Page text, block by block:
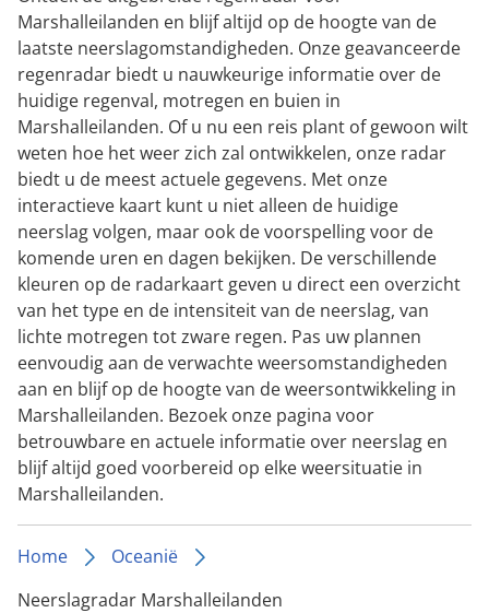
Marshalleilanden en blijf altijd op de hoogte van de
laatste neerslagomstandigheden. Onze geavanceerde
regenradar biedt u nauwkeurige informatie over de
huidige regenval, motregen en buien in
Marshalleilanden. Of u nu een reis plant of gewoon wilt
weten hoe het weer zich zal ontwikkelen, onze radar
biedt u de meest actuele gegevens. Met onze
interactieve kaart kunt u niet alleen de huidige
neerslag volgen, maar ook de voorspelling voor de
komende uren en dagen bekijken. De verschillende
kleuren op de radarkaart geven u direct een overzicht
van het type en de intensiteit van de neerslag, van
lichte motregen tot zware regen. Pas uw plannen
eenvoudig aan de verwachte weersomstandigheden
aan en blijf op de hoogte van de weersontwikkeling in
Marshalleilanden. Bezoek onze pagina voor
betrouwbare en actuele informatie over neerslag en
blijf altijd goed voorbereid op elke weersituatie in
Marshalleilanden.
Home
Oceanië
Neerslagradar Marshalleilanden